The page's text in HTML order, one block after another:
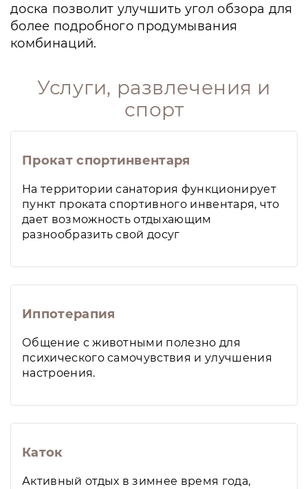
доска позволит улучшить угол обзора для
более подробного продумывания
комбинаций.
Услуги, развлечения и
спорт
Прокат спортинвентаря
На территории санатория функционирует
пункт проката спортивного инвентаря, что
дает возможность отдыхающим
разнообразить свой досуг
Иппотерапия
Общение с животными полезно для
психического самочувствия и улучшения
настроения.
Каток
Активный отдых в зимнее время года,